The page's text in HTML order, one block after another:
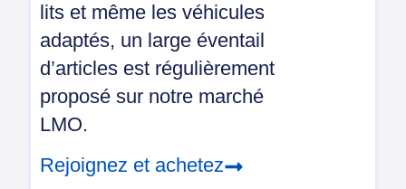
lits et même les véhicules
adaptés, un large éventail
d’articles est régulièrement
proposé sur notre marché
LMO.
Rejoignez et achetez